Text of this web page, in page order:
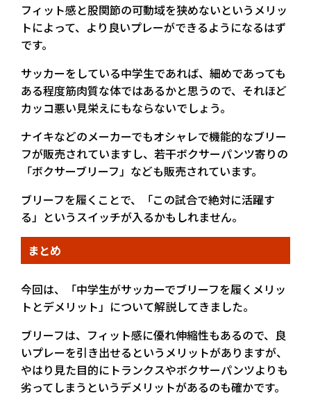
フィット感と股関節の可動域を狭めないというメリッ
トによって、より良いプレーができるようになるはず
です。
サッカーをしている中学生であれば、細めであっても
ある程度筋肉質な体ではあるかと思うので、それほど
カッコ悪い見栄えにもならないでしょう。
ナイキなどのメーカーでもオシャレで機能的なブリー
フが販売されていますし、若干ボクサーパンツ寄りの
「ボクサーブリーフ」なども販売されています。
ブリーフを履くことで、「この試合で絶対に活躍す
る」というスイッチが入るかもしれません。
まとめ
今回は、「中学生がサッカーでブリーフを履くメリッ
トとデメリット」について解説してきました。
ブリーフは、フィット感に優れ伸縮性もあるので、良
いプレーを引き出せるというメリットがありますが、
やはり見た目的にトランクスやボクサーパンツよりも
劣ってしまうというデメリットがあるのも確かです。